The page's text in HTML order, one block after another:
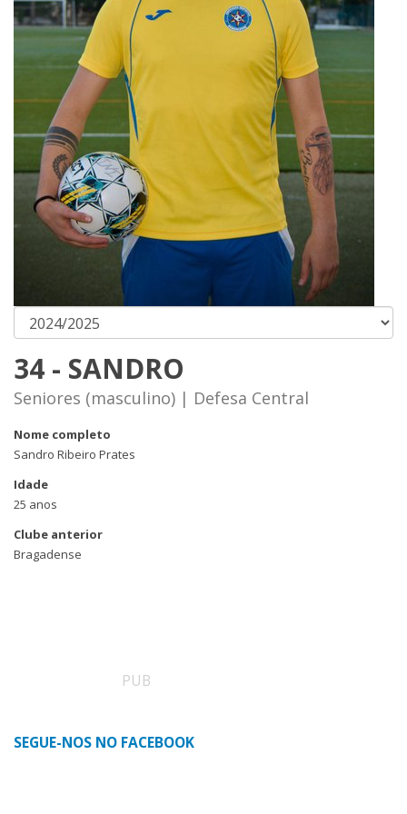
34 - SANDRO
Seniores (masculino) | Defesa Central
Nome completo
Sandro Ribeiro Prates
Idade
25 anos
Clube anterior
Bragadense
PUB
SEGUE-NOS NO FACEBOOK